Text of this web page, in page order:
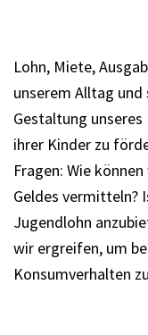
Lohn, Miete,
unserem Alltag
Gestaltung
ihrer Kinder zu
Fragen: Wie
Geldes vermitteln?
Jugendlohn
wir ergreifen, um
Konsumverhalten